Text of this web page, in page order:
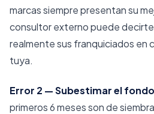
marcas siempre presentan su
consultor externo puede
realmente sus franquiciados en
tuya.
Error 2 — Subestimar el
primeros 6 meses son de